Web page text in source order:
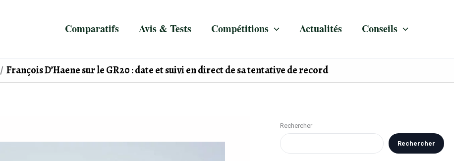
Comparatifs Avis & Tests Compétitions Actualités Conseils
François D’Haene sur le GR20 : date et suivi en direct de sa tentative de record
Rechercher
Rechercher